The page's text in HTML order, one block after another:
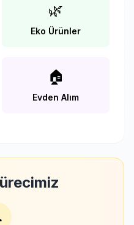
🌿
Eko Ürünler
🏠
Evden Alım